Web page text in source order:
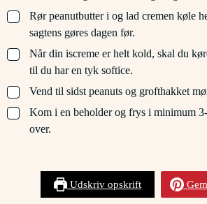
▢
Rør peanutbutter i og lad cremen køle
sagtens gøres dagen før.
▢
Når din iscreme er helt kold, skal du
til du har en tyk softice.
▢
Vend til sidst peanuts og grofthakket
▢
Kom i en beholder og frys i minimum
over.
Udskriv opskrift